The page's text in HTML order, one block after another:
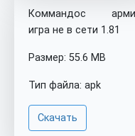
Коммандос
игра не в сети 1.81
Размер: 55.6 MB
Тип файла: apk
Скачать